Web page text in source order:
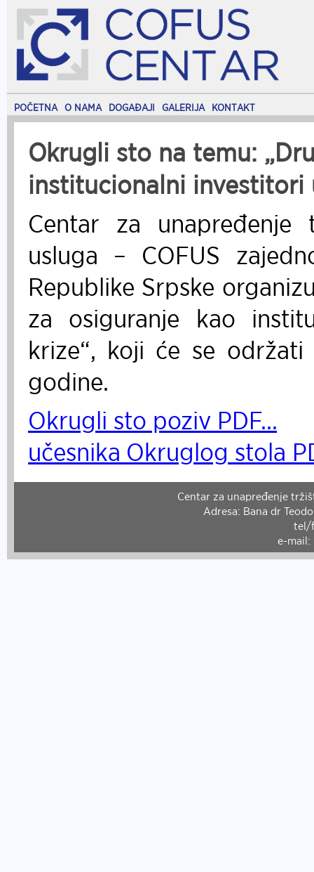
POČETNA O NAMA DOGAĐAJI GALERIJA KONTAKT
Okrugli sto na temu:
institucionalni investitori
Centar za unapređenje
usluga – COFUS
Republike Srpske
za osiguranje kao
krize“, koji će se održati
godine.
Okrugli sto poziv PDF...
učesnika Okruglog stola
Centar za unapređenje
Adresa: Bana dr
tel/
e-mail: